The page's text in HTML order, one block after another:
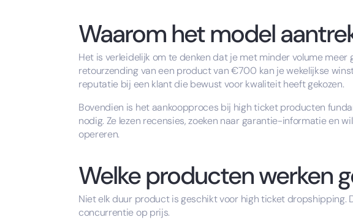
Waarom het model
Het is verleidelijk om te denken dat je met minder volume
retourzending van een product van €700 kan je wekelijkse
reputatie bij een klant die bewust voor kwaliteit heeft gekozen.
Bovendien is het aankoopproces bij high ticket producten
nodig. Ze lezen recensies, zoeken naar garantie-informatie en
opereren.
Welke producten werken
Niet elk duur product is geschikt voor high ticket
concurrentie op prijs.